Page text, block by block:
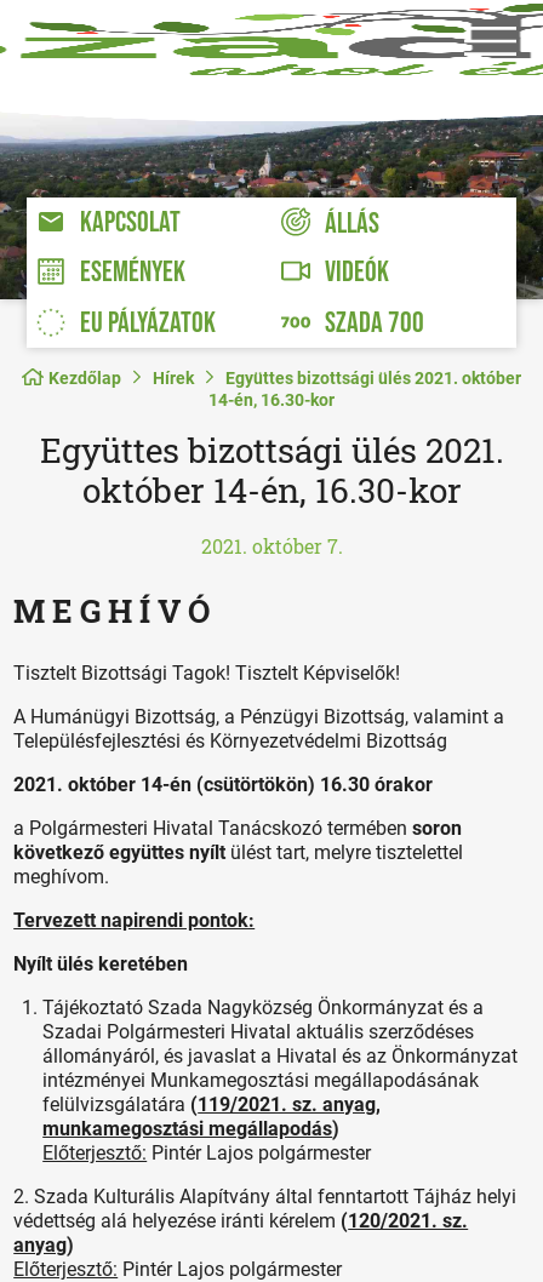
KAPCSOLAT
ÁLLÁS
ESEMÉNYEK
VIDEÓK
EU PÁLYÁZATOK
SZADA 700
Kezdőlap Hírek
Együttes bizottsági ülés 2021. október
14-én, 16.30-kor
Együttes bizottsági ülés 2021.
október 14-én, 16.30-kor
2021. október 7.
M E G H Í V Ó
Tisztelt Bizottsági Tagok! Tisztelt Képviselők!
A Humánügyi Bizottság, a Pénzügyi Bizottság, valamint a
Településfejlesztési és Környezetvédelmi Bizottság
2021. október 14-én (csütörtökön) 16.30 órakor
a Polgármesteri Hivatal Tanácskozó termébensoron
következő együttes nyílt ülést tart, melyre tisztelettel
meghívom.
Tervezett napirendi pontok:
Nyílt ülés keretében
Tájékoztató Szada Nagyközség Önkormányzat és a
Szadai Polgármesteri Hivatal aktuális szerződéses
állományáról, és javaslat a Hivatal és az Önkormányzat
intézményei Munkamegosztási megállapodásának
felülvizsgálatára (119/2021. sz. anyag,
munkamegosztási megállapodás)
Előterjesztő: Pintér Lajos polgármester
2. Szada Kulturális Alapítvány által fenntartott Tájház helyi
védettség alá helyezése iránti kérelem (120/2021. sz.
anyag)
Előterjesztő: Pintér Lajos polgármester